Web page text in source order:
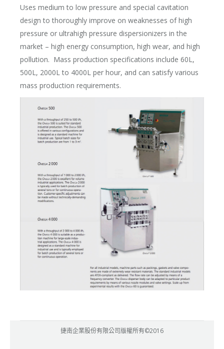
Uses medium to low pressure and special cavitation
design to thoroughly improve on weaknesses of high
pressure or ultrahigh pressure dispersionizers in the
market – high energy consumption, high wear, and high
pollution. Mass production specifications include 60L,
500L, 2000L to 4000L per hour, and can satisfy various
mass production requirements.
捷南企業股份有限公司版權所有©2016